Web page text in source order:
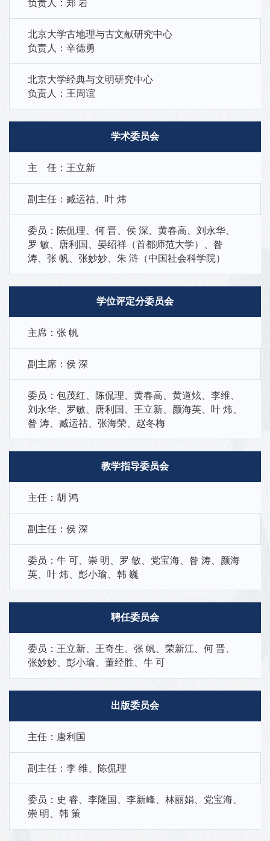
负责人：郑 岩
北京大学古地理与古文献研究中心
负责人：辛德勇
北京大学经典与文明研究中心
负责人：王周谊
学术委员会
主 任：王立新
副主任：臧运祜、叶 炜
委员：陈侃理、何 晋、侯 深、黄春高、刘永华、
罗 敏、唐利国、晏绍祥（首都师范大学）、昝
涛、张 帆、张妙妙、朱 浒（中国社会科学院）
学位评定分委员会
主席：张 帆
副主席：侯 深
委员：包茂红、陈侃理、黄春高、黄道炫、李维、
刘永华、罗敏、唐利国、王立新、颜海英、叶 炜、
昝 涛、臧运祜、张海荣、赵冬梅
教学指导委员会
主任：胡 鸿
副主任：侯 深
委员：牛 可、崇 明、罗 敏、党宝海、昝 涛、颜海
英、叶 炜、彭小瑜、韩 巍
聘任委员会
委员：王立新、王奇生、张 帆、荣新江、何 晋、
张妙妙、彭小瑜、董经胜、牛 可
出版委员会
主任：唐利国
副主任：李 维、陈侃理
委员：史 睿、李隆国、李新峰、林丽娟、党宝海、
崇 明、韩 策